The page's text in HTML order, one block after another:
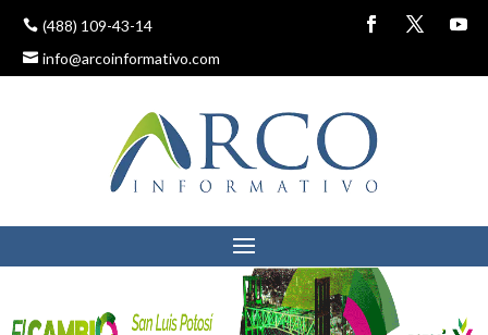
(488) 109-43-14
info@arcoinformativo.com
COLUMNISTA DE ARCO
INFORMATIVO ENTREGA
COPIA DE SUS TESIS
DOCTORAL A AMLO
31 enero, 2019